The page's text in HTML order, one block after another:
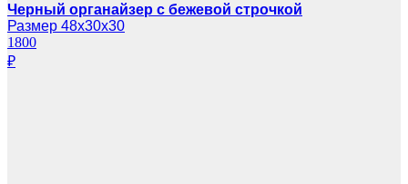
Черный органайзер с бежевой строчкой
Размер 48х30х30
1800
₽